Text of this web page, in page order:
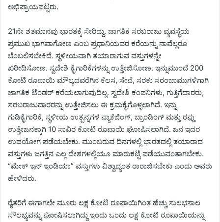
ಅಭಿಪ್ರಾಯಪಟ್ಟರು.
21ನೇ ಶತಮಾನವು ಭಾರತಕ್ಕೆ ಸೇರಿದ್ದು. ಜಾಗತಿಕ ಸರಬರಾಜು ವ್ಯವಸ್ಥೆಯ
ಪ್ರಮುಖ ಭಾಗವಾಗೋಣ ಎಂಬ ಪ್ರಧಾನಿಯವರ ಕರೆಯನ್ನು ನಾವೆಲ್ಲರೂ
ಬೆಂಬಲಿಸಬೇಕಿದೆ. ಸ್ಥಳೀಯವಾಗಿ ತಯಾರಾಗುವ ವಸ್ತುಗಳನ್ನೇ
ಖರೀದಿಸೋಣ. ಸ್ವದೇಶಿ ಕೈಗಾರಿಕೆಗಳನ್ನು ಉತ್ತೇಜಿಸೋಣ. ಇನ್ನುಮುಂದೆ 200
ಕೋಟಿ ರೂಪಾಯಿ ಮೌಲ್ಯದವರೆಗಿನ ಕೆಲಸ, ಸೇವೆ, ಸರಕು ‌ಸರಂಜಾಮುಗಳಿಗಾಗಿ
ಜಾಗತಿಕ ಟೆಂಡರ್ ಕರೆಯಲಾಗುವುದಿಲ್ಲ. ಸ್ವದೇ‌ಶಿ ಕಂಪನಿಗಳು, ಗುತ್ತಿಗೆದಾರರು,
ಸರಬರಾಜುದಾರರನ್ನು ಉತ್ತೇಜಿಸಲು ಈ ಕ್ರಮಕೈಗೊಳ್ಳಲಾಗಿದೆ. ಇನ್ನು
ಗುಡಿಕೈಗಾರಿಕೆ, ಸ್ಥಳೀಯ ಉತ್ಪನ್ನಗಳ ಪ್ಯಾಕೆಜಿಂಗ್‌, ಬ್ರಾಂಡಿಂಗ್‌ ಮತ್ತು ರಫ್ತು
ಉತ್ತೇಜನಕ್ಕಾಗಿ 10 ಸಾವಿರ ಕೋಟಿ ರೂಪಾಯಿ ಘೋಷಿಸಲಾಗಿದೆ. ಜನ ಇದರ
ಉಪಯೋಗ ಪಡೆಯಬೇಕು. ಮುಂಬರುವ ದಿನಗಳಲ್ಲಿ ಭಾರತದಲ್ಲಿ ತಯಾರಾದ
ವಸ್ತುಗಳು ಜಗತ್ತಿನ ಎಲ್ಲ ದೇಶಗಳಲ್ಲಿಯೂ ಮಾರುಕಟ್ಟೆ ಪಡೆಯುವಂತಾಗಬೇಕು.
“ಮೇಕ್‌ ಇನ್‌ ಇಂಡಿಯಾ” ವಸ್ತುಗಳು ವಿಶ್ವಾದ್ಯಂತ ರಾರಾಜಿಸಬೇಕು ಎಂದು ಅವರು
ಹೇಳಿದರು.
ರೈತರಿಗೆ ಈಗಾಗಲೇ ಮೂರು ಲಕ್ಷ ಕೋಟಿ ರೂಪಾಯಿಗಿಂತ ಹೆಚ್ಚು ಸುಲಭಸಾಲ
ಸೌಲಭ್ಯವನ್ನು ಘೋಷಿಸಲಾಗಿದ್ದು ಇಂದು ಒಂದು ಲಕ್ಷ ಕೋಟಿ ರೂಪಾಯಿಯನ್ನು